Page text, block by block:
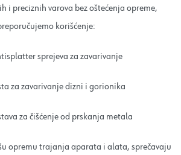
i preciznih varova bez oštećenja opreme,
korišćenje:
sprejeva za zavarivanje
za zavarivanje dizni i gorionika
za čišćenje od prskanja metala
opremu trajanja aparata i alata, sprečavaju